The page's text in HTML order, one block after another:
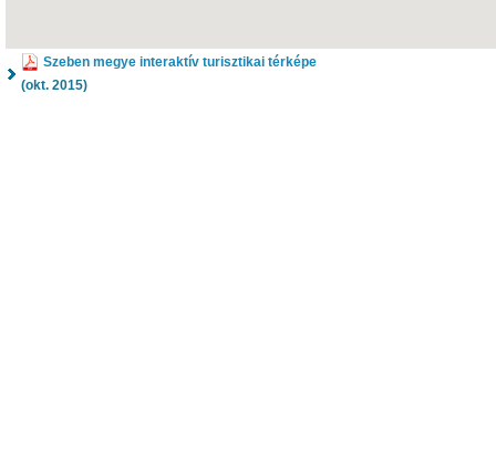
Szeben megye interaktív turisztikai térképe
(okt. 2015)